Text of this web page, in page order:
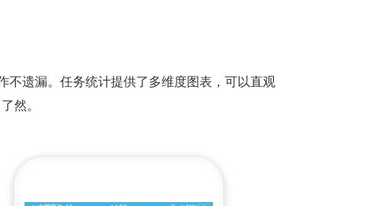
不遗漏。任务统计提供了多维度图表，可以直观
然。